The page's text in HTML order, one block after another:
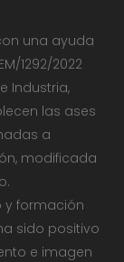
una ayuda
1292/2022
Industria,
las ases
a
modificada
y formación
sido positivo
e imagen